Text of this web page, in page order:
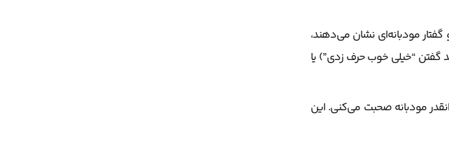
مودبانه‌ای نشان می‌دهند،
گفتن “خیلی خوب حرف زدی”) یا
مودبانه صحبت می‌کنی. این